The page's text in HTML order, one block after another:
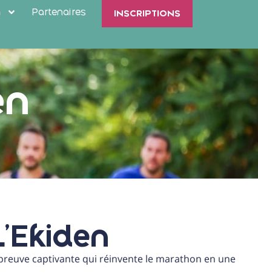
Partenaires
INSCRIPTIONS
captivante qui réinvente le marathon en une